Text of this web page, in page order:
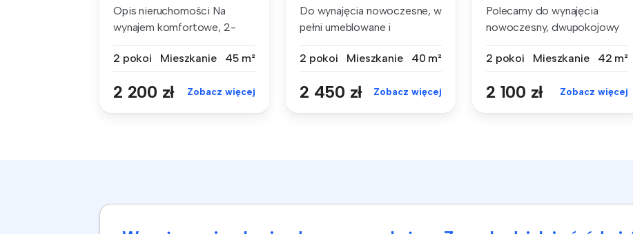
Opis nieruchomości Na
wynajem komfortowe, 2-
2 pokoi
Mieszkanie 45 m²
2 200 zł Zobacz więcej
Do wynajęcia nowoczesne, w
pełni umeblowane i
2 pokoi
Mieszkanie 40 m²
2 450 zł Zobacz więcej
Polecamy do wynajęcia
nowoczesny, dwupokojowy
2 pokoi
Mieszkanie 42 m²
2 100 zł Zobacz więcej